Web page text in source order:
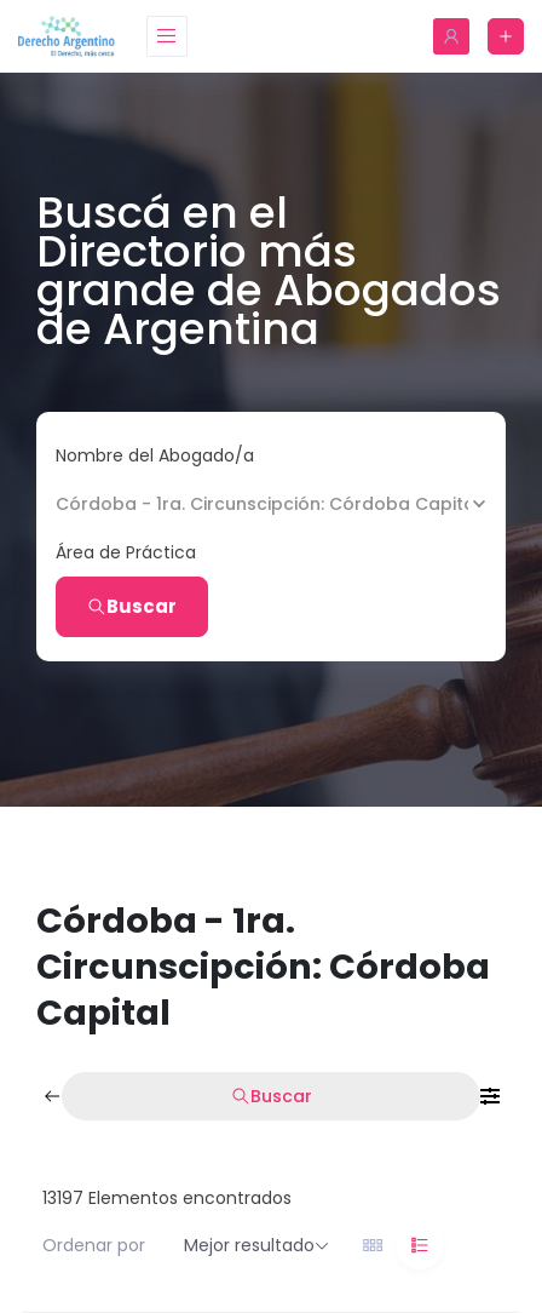
Buscá en el
Directorio más
grande de Abogados
de Argentina
Nombre del Abogado/a
Córdoba - 1ra. Circunscipción: Córdoba Capital
Área de Práctica
Buscar
Córdoba - 1ra.
Circunscipción: Córdoba
Capital
Buscar
13197 Elementos encontrados
Ordenar por
Mejor resultado